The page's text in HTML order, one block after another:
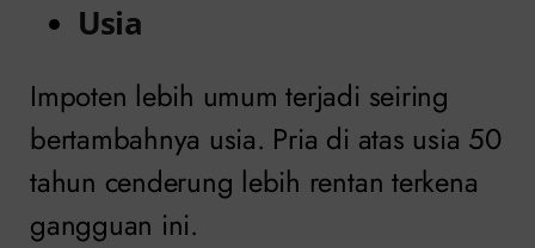
Usia
Impoten lebih umum terjadi seiring
bertambahnya usia. Pria di atas usia 50
tahun cenderung lebih rentan terkena
gangguan ini.